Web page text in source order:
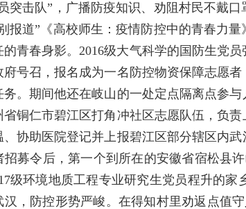
突击队”，广播防疫知识、劝阻村民不戴
报道”《高校师生：疫情防控中的青春力
青春身影。2016级大气科学的国防生党
号召，报名成为一名防控物资保障志愿
。期间他还在岐山的一处定点隔离点参
铜仁市碧江区打角冲社区志愿队伍，负
协助医院登记并上报碧江区部分辖区内
招募令后，第一个到所在的安徽省宿松县
级环境地质工程专业研究生党员程升的
汉，防控形势严峻。在得知村里劝返点值